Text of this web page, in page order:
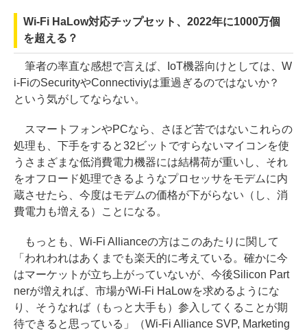
Wi-Fi HaLow対応チップセット、2022年に1000万個
を超える？
筆者の率直な感想で言えば、IoT機器向けとしては、W
i-FiのSecurityやConnectiviyは重過ぎるのではないか？
という気がしてならない。
スマートフォンやPCなら、さほど苦ではないこれらの
処理も、下手をすると32ビットですらないマイコンを使
うさまざまな低消費電力機器には結構荷が重いし、それ
をオフロード処理できるようなプロセッサをモデムに内
蔵させたら、今度はモデムの価格が下がらない（し、消
費電力も増える）ことになる。
もっとも、Wi-Fi Allianceの方はこのあたりに関して
「われわれはあくまでも楽天的に考えている。確かに今
はマーケットが立ち上がっていないが、今後Silicon Part
nerが増えれば、市場がWi-Fi HaLowを求めるようにな
り、そうなれば（もっと大手も）参入してくることが期
待できると思っている」（Wi-Fi Alliance SVP, Marketing